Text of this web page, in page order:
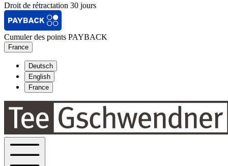
Droit de rétractation 30 jours
Cumuler des points PAYBACK
France
Deutsch
English
France